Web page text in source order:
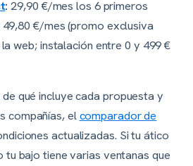
: 29,90 €/mes los 6 primeros
€/mes (promo exclusiva
web; instalación entre 0 y 499 €
qué incluye cada propuesta y
compañías, elcomparador de
actualizadas. Si tu ático
bajo tiene varias ventanas que